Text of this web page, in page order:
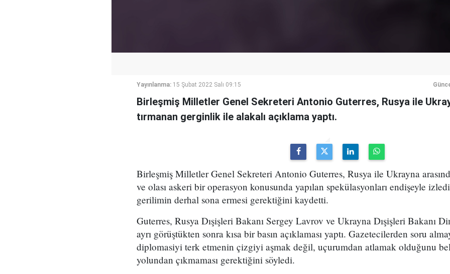
Yayınlanma: 15 Şubat 2022 Salı 09:15
Birleşmiş Milletler Genel Sekreteri Antonio Guterres, Rusya ile
tırmanan gerginlik ile alakalı açıklama yaptı.
Birleşmiş Milletler Genel Sekreteri Antonio Guterres, Rusya ile Ukrayna
ve olası askeri bir operasyon konusunda yapılan spekülasyonları endişeyle
gerilimin derhal sona ermesi gerektiğini kaydetti.
Guterres, Rusya Dışişleri Bakanı Sergey Lavrov ve Ukrayna Dışişleri Bakanı
ayrı görüştükten sonra kısa bir basın açıklaması yaptı. Gazetecilerden soru
diplomasiyi terk etmenin çizgiyi aşmak değil, uçurumdan atlamak olduğunu
yolundan çıkmaması gerektiğini söyledi.